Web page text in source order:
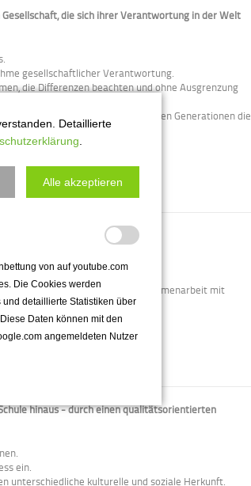
die sich ihrer Verantwortung in der Welt
gesellschaftlicher Verantwortung.
die Differenzen beachten und ohne Ausgrenzung
um uns selbst und nachfolgenden Generationen die
Dialog.
Öffnung der Schule und Zusammenarbeit mit
zur Zusammenarbeit.
hinaus - durch einen qualitätsorientierten
ein.
unterschiedliche kulturelle und soziale Herkunft.
Detaillierte
Alle akzeptieren
von auf youtube.com
Die Cookies werden
detaillierte Statistiken über
Daten können mit den
angemeldeten Nutzer